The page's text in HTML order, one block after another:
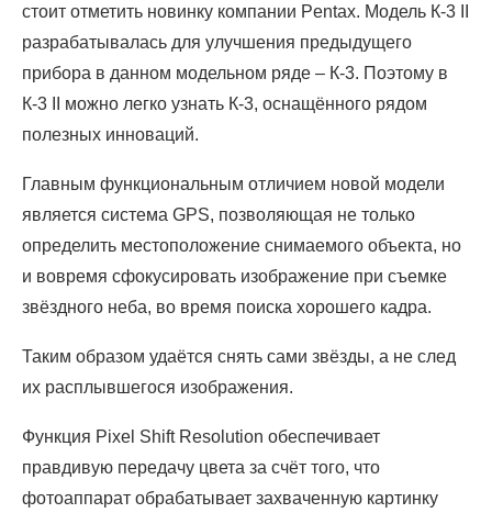
стоит отметить новинку компании Pentax. Модель К-3 II
разрабатывалась для улучшения предыдущего
прибора в данном модельном ряде – К-3. Поэтому в
К-3 II можно легко узнать К-3, оснащённого рядом
полезных инноваций.
Главным функциональным отличием новой модели
является система GPS, позволяющая не только
определить местоположение снимаемого объекта, но
и вовремя сфокусировать изображение при съемке
звёздного неба, во время поиска хорошего кадра.
Таким образом удаётся снять сами звёзды, а не след
их расплывшегося изображения.
Функция Pixel Shift Resolution обеспечивает
правдивую передачу цвета за счёт того, что
фотоаппарат обрабатывает захваченную картинку